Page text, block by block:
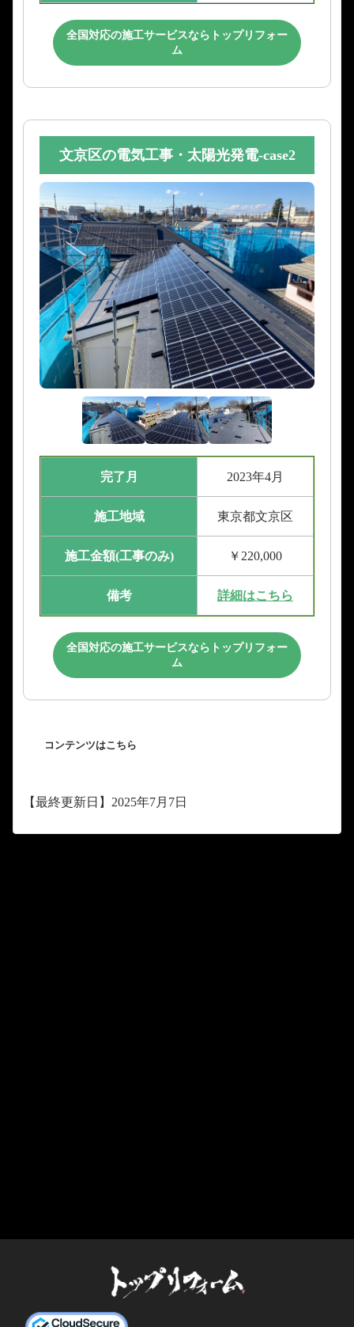
全国対応の施工サービスならトップリフォー
ム
文京区の電気工事・太陽光発電-case2
完了月 2023年4月
施工地域 東京都文京区
施工金額(工事のみ) ￥220,000
備考 詳細はこちら
全国対応の施工サービスならトップリフォー
ム
コンテンツはこちら
【最終更新日】2025年7月7日